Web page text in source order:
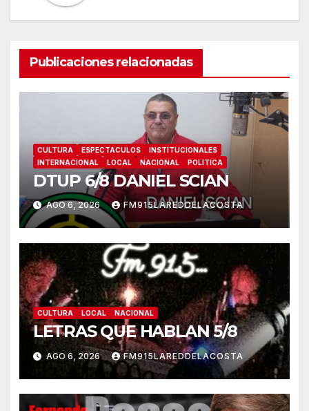
Publicaciones relacionadas
CULTURA ESPECTACULOS
INSTITUCIONALES
INTERNACIONAL
LOCAL NACIONAL POLITICA
DTUP 6/8 DANIEL SCIAN
AGO 6, 2026 FM915LAREDDELACOSTA
CULTURA LOCAL NACIONAL
LETRAS QUE HABLAN 5/8
AGO 6, 2026 FM915LAREDDELACOSTA